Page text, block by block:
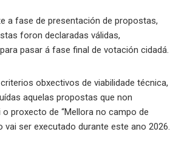
a fase de presentación de propostas,
foron declaradas válidas,
pasar á fase final de votación cidadá.
obxectivos de viabilidade técnica,
aquelas propostas que non
proxecto de “Mellora no campo de
ser executado durante este ano 2026.